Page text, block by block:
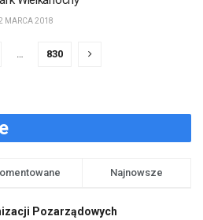
MARCA 2018
… 830
Najnowsze
Pozarządowych